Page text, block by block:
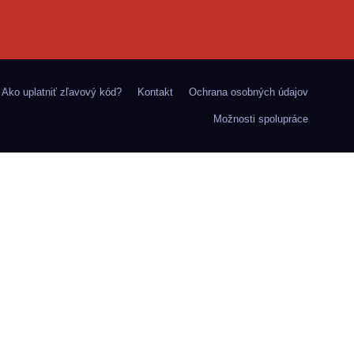
Ako uplatniť zľavový kód? Kontakt Ochrana osobných údajov
Možnosti spolupráce